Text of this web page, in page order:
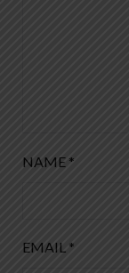
NAME *
EMAIL *